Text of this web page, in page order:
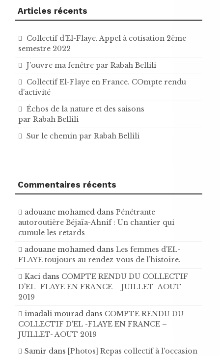
Articles récents
Collectif d’El-Flaye. Appel à cotisation 2ème
semestre 2022
J’ouvre ma fenêtre par Rabah Bellili
Collectif El-Flaye en France. COmpte rendu
d’activité
Échos de la nature et des saisons
par Rabah Bellili
Sur le chemin par Rabah Bellili
Commentaires récents
adouane mohamed dans Pénétrante
autoroutière Béjaïa-Ahnif : Un chantier qui
cumule les retards
adouane mohamed dans Les femmes d’EL-
FLAYE toujours au rendez-vous de l’histoire .
Kaci dans COMPTE RENDU DU COLLECTIF
D'EL -FLAYE EN FRANCE – JUILLET- AOUT
2019
imadali mourad dans COMPTE RENDU DU
COLLECTIF D'EL -FLAYE EN FRANCE –
JUILLET- AOUT 2019
Samir dans [Photos] Repas collectif à l'occasion